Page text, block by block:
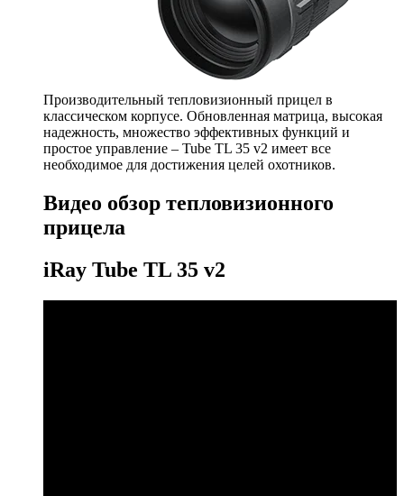
Производительный тепловизионный прицел в
классическом корпусе. Обновленная матрица, высокая
надежность, множество эффективных функций и
простое управление – Tube TL 35 v2 имеет все
необходимое для достижения целей охотников.
Видео обзор тепловизионного
прицела
iRay Tube TL 35 v2